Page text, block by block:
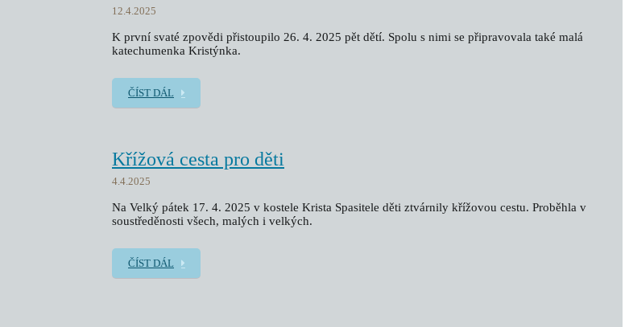
12.4.2025
K první svaté zpovědi přistoupilo 26. 4. 2025 pět dětí. Spolu s nimi se připravovala také malá
katechumenka Kristýnka.
ČÍST DÁL
Křížová cesta pro děti
4.4.2025
Na Velký pátek 17. 4. 2025 v kostele Krista Spasitele děti ztvárnily křížovou cestu. Proběhla v
soustředěnosti všech, malých i velkých.
ČÍST DÁL